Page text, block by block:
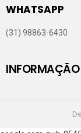
WHATSAPP
(31) 98863-6430